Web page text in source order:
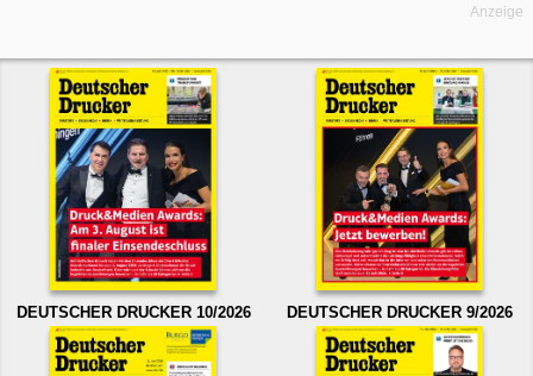
Anzeige
DEUTSCHER DRUCKER 10/2026 DEUTSCHER DRUCKER 9/2026